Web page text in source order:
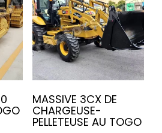
MASSIVE 3CX DE
CHARGEUSE-
PELLETEUSE AU TOGO